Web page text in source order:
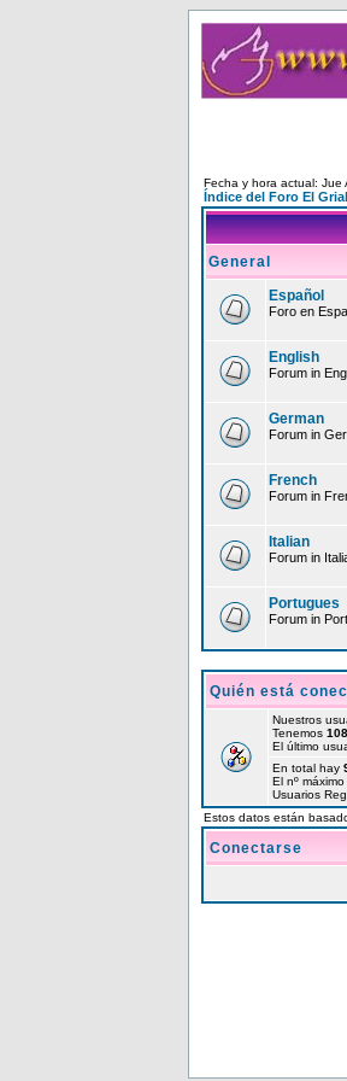
Fecha y hora actual: Jue
Índice del Foro El Grial
General
Español
Foro en
English
Forum in
German
Forum in
French
Forum in
Italian
Forum in
Portugues
Forum in
Quién está
Nuestros
Tenemos 108
El último
En total hay
El nº
Usuarios
Estos datos están
Conectarse